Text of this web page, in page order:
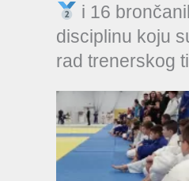
i 16
disciplinu koju
rad trenerskog